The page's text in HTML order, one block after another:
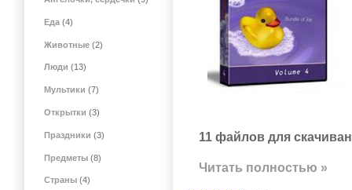
11 файлов для
Читать полностью »
Еда (4)
Животные (2)
Люди (13)
Мультики (7)
Открытки (3)
Праздники (3)
Предметы (8)
Страны (4)